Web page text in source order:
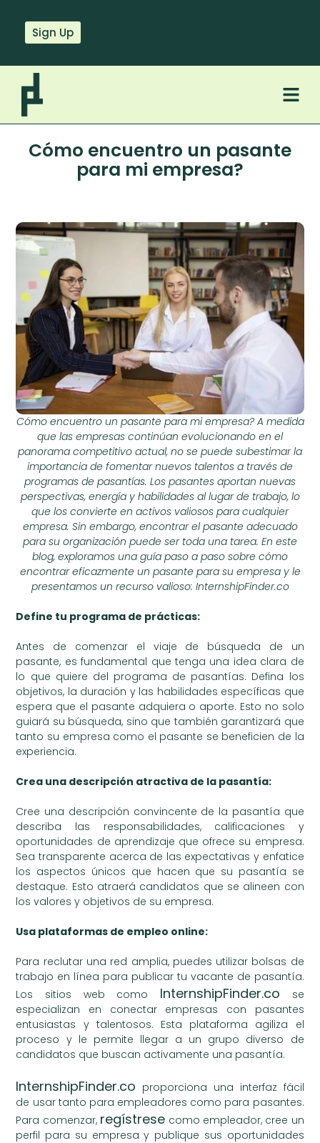
Sign Up
Cómo encuentro un pasante
para mi empresa?
Cómo encuentro un pasante para mi empresa? A medida
que las empresas continúan evolucionando en el
panorama competitivo actual, no se puede subestimar la
importancia de fomentar nuevos talentos a través de
programas de pasantías. Los pasantes aportan nuevas
perspectivas, energía y habilidades al lugar de trabajo, lo
que los convierte en activos valiosos para cualquier
empresa. Sin embargo, encontrar el pasante adecuado
para su organización puede ser toda una tarea. En este
blog, exploramos una guía paso a paso sobre cómo
encontrar eficazmente un pasante para su empresa y le
presentamos un recurso valioso: InternshipFinder.co
Define tu programa de prácticas:
Antes de comenzar el viaje de búsqueda de un
pasante, es fundamental que tenga una idea clara de
lo que quiere del programa de pasantías. Defina los
objetivos, la duración y las habilidades específicas que
espera que el pasante adquiera o aporte. Esto no solo
guiará su búsqueda, sino que también garantizará que
tanto su empresa como el pasante se beneficien de la
experiencia.
Crea una descripción atractiva de la pasantía:
Cree una descripción convincente de la pasantía que
describa las responsabilidades, calificaciones y
oportunidades de aprendizaje que ofrece su empresa.
Sea transparente acerca de las expectativas y enfatice
los aspectos únicos que hacen que su pasantía se
destaque. Esto atraerá candidatos que se alineen con
los valores y objetivos de su empresa.
Usa plataformas de empleo online:
Para reclutar una red amplia, puedes utilizar bolsas de
trabajo en línea para publicar tu vacante de pasantía.
Los sitios web como InternshipFinder.co se
especializan en conectar empresas con pasantes
entusiastas y talentosos. Esta plataforma agiliza el
proceso y le permite llegar a un grupo diverso de
candidatos que buscan activamente una pasantía.
InternshipFinder.co proporciona una interfaz fácil
de usar tanto para empleadores como para pasantes.
Para comenzar, regístrese como empleador, cree un
perfil para su empresa y publique sus oportunidades